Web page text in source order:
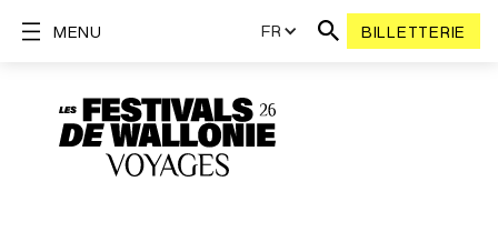
FR BILLETTERIE
MENU